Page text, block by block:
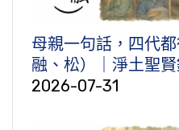
母親一句話，四代
融、松）｜淨土聖
2026-07-31